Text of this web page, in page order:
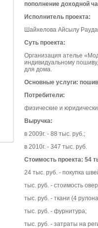
пополнение доходной
Исполнитель проекта:
Шайхелова Айсылу
Суть проекта:
Организация ателье
индивидуальному
для дома.
Основные услуги:
Потребители:
физические и
Выручка:
в 2009г. - 88 тыс. руб.;
в 2010г. - 347 тыс. руб.
Стоимость проекта: 54
24 тыс. руб. - покупка
тыс. руб. - стоимость
тыс. руб. - ткани (4
тыс. руб. - фурнитура;
тыс. руб. - затраты на